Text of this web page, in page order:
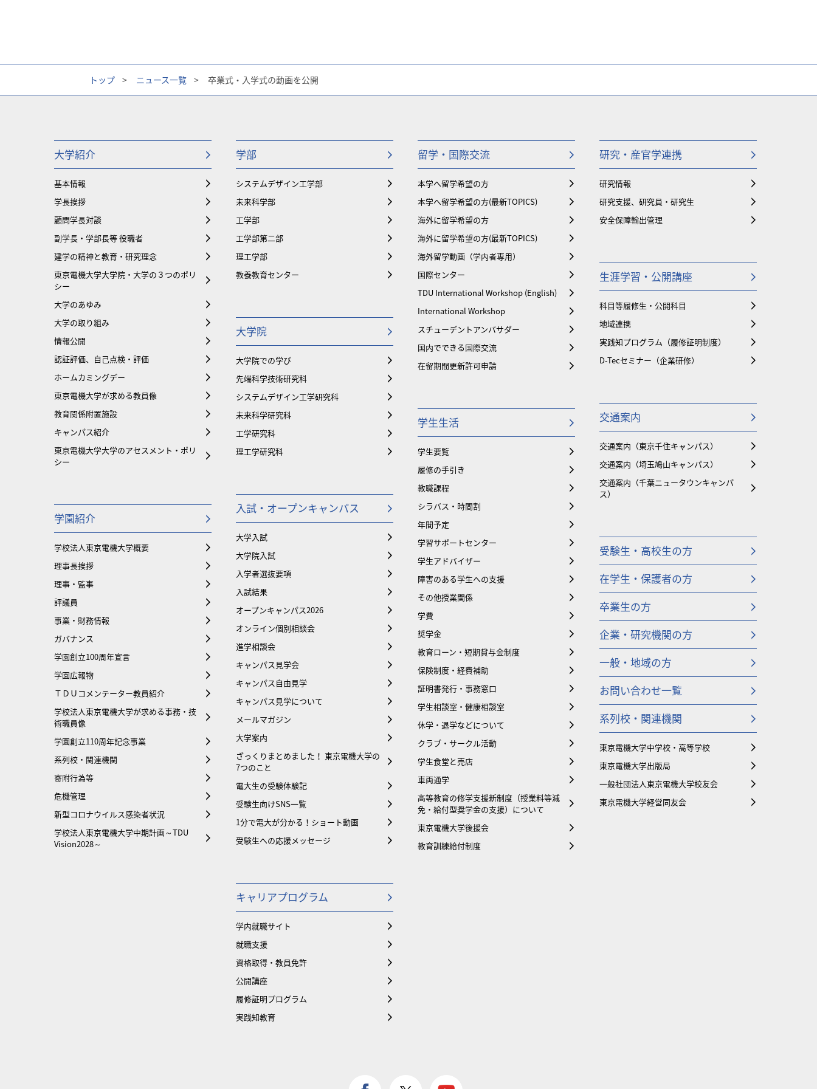
トップ > ニュース一覧 > 卒業式・入学式の動画を公開
大学紹介
基本情報
学長挨拶
顧問学長対談
副学長・学部長等 役職者
建学の精神と教育・研究理念
東京電機大学大学院・大学の３つのポリ
シー
大学のあゆみ
大学の取り組み
情報公開
認証評価、自己点検・評価
ホームカミングデー
東京電機大学が求める教員像
教育関係附置施設
キャンパス紹介
東京電機大学大学のアセスメント・ポリ
シー
学園紹介
学校法人東京電機大学概要
理事長挨拶
理事・監事
評議員
事業・財務情報
ガバナンス
学園創立100周年宣言
学園広報物
ＴＤＵコメンテーター教員紹介
学校法人東京電機大学が求める事務・技
術職員像
学園創立110周年記念事業
系列校・関連機関
寄附行為等
危機管理
新型コロナウイルス感染者状況
学校法人東京電機大学中期計画～TDU
Vision2028～
学部
システムデザイン工学部
未来科学部
工学部
工学部第二部
理工学部
教養教育センター
大学院
大学院での学び
先端科学技術研究科
システムデザイン工学研究科
未来科学研究科
工学研究科
理工学研究科
入試・オープンキャンパス
大学入試
大学院入試
入学者選抜要項
入試結果
オープンキャンパス2026
オンライン個別相談会
進学相談会
キャンパス見学会
キャンパス自由見学
キャンパス見学について
メールマガジン
大学案内
ざっくりまとめました！ 東京電機大学の
7つのこと
電大生の受験体験記
受験生向けSNS一覧
1分で電大が分かる！ショート動画
受験生への応援メッセージ
キャリアプログラム
学内就職サイト
就職支援
資格取得・教員免許
公開講座
履修証明プログラム
実践知教育
留学・国際交流
本学へ留学希望の方
本学へ留学希望の方(最新TOPICS)
海外に留学希望の方
海外に留学希望の方(最新TOPICS)
海外留学動画（学内者専用）
国際センター
TDU International Workshop (English)
International Workshop
スチューデントアンバサダー
国内でできる国際交流
在留期間更新許可申請
学生生活
学生要覧
履修の手引き
教職課程
シラバス・時間割
年間予定
学習サポートセンター
学生アドバイザー
障害のある学生への支援
その他授業関係
学費
奨学金
教育ローン・短期貸与金制度
保険制度・経費補助
証明書発行・事務窓口
学生相談室・健康相談室
休学・退学などについて
クラブ・サークル活動
学生食堂と売店
車両通学
⾼等教育の修学支援新制度（授業料等減
免・給付型奨学金の支援）について
東京電機大学後援会
教育訓練給付制度
研究・産官学連携
研究情報
研究支援、研究員・研究生
安全保障輸出管理
生涯学習・公開講座
科目等履修生・公開科目
地域連携
実践知プログラム（履修証明制度）
D-Tecセミナー（企業研修）
交通案内
交通案内（東京千住キャンパス）
交通案内（埼玉鳩山キャンパス）
交通案内（千葉ニュータウンキャンパ
ス）
受験生・高校生の方
在学生・保護者の方
卒業生の方
企業・研究機関の方
一般・地域の方
お問い合わせ一覧
系列校・関連機関
東京電機大学中学校・高等学校
東京電機大学出版局
一般社団法人東京電機大学校友会
東京電機大学経営同友会